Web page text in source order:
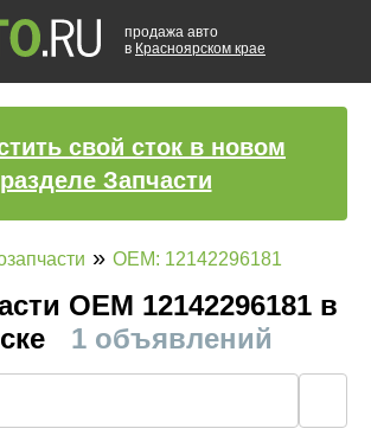
продажа авто
в Красноярском крае
свой сток в новом
разделе Запчасти
» OEM: 12142296181
ОЕМ 12142296181 в
1 объявлений